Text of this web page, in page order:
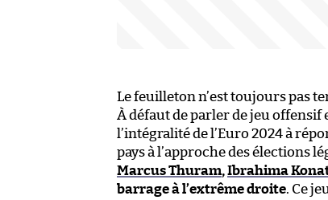
Le feuilleton n’est toujours pas
À défaut de parler de jeu offensif
l’intégralité de l’Euro 2024 à
pays à l’approche des élections
Marcus Thuram,Ibrahima
barrage à l’extrême droite. Ce